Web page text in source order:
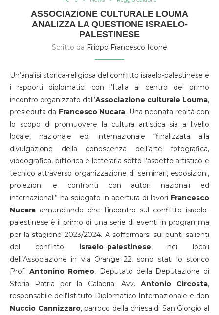
ASSOCIAZIONE CULTURALE LOUMA
ANALIZZA LA QUESTIONE ISRAELO-
PALESTINESE
Scritto da Filippo Francesco Idone
Un’analisi storica-religiosa del conflitto israelo-palestinese e
i rapporti diplomatici con l’Italia al centro del primo
incontro organizzato dall’Associazione culturale Louma,
presieduta da Francesco Nucara. Una neonata realtà con
lo scopo di promuovere la cultura artistica sia a livello
locale, nazionale ed internazionale “finalizzata alla
divulgazione della conoscenza dell’arte fotografica,
videografica, pittorica e letteraria sotto l’aspetto artistico e
tecnico attraverso organizzazione di seminari, esposizioni,
proiezioni e confronti con autori nazionali ed
internazionali” ha spiegato in apertura di lavori Francesco
Nucara annunciando che l’incontro sul conflitto israelo-
palestinese è il primo di una serie di eventi in programma
per la stagione 2023/2024. A soffermarsi sui punti salienti
del conflitto israelo–palestinese, nei locali
dell’Associazione in via Orange 22, sono stati lo storico
Prof.Antonino Romeo, Deputato della Deputazione di
Storia Patria per la Calabria; Avv. Antonio Circosta,
responsabile dell’Istituto Diplomatico Internazionale e don
Nuccio Cannizzaro, parroco della chiesa di San Giorgio al